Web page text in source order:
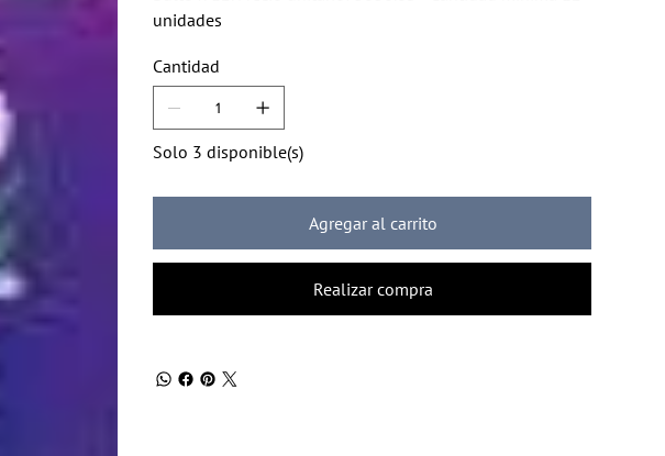
unidades
Cantidad
Solo 3 disponible(s)
Agregar al carrito
Realizar compra